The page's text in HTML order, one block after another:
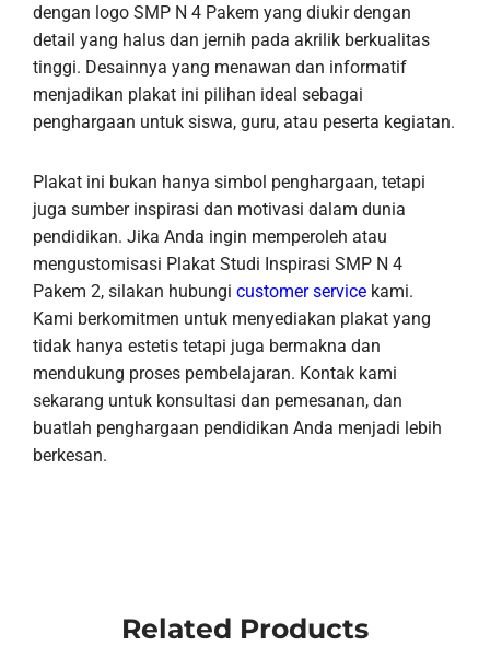
dengan logo SMP N 4 Pakem yang diukir dengan
detail yang halus dan jernih pada akrilik berkualitas
tinggi. Desainnya yang menawan dan informatif
menjadikan plakat ini pilihan ideal sebagai
penghargaan untuk siswa, guru, atau peserta kegiatan.
Plakat ini bukan hanya simbol penghargaan, tetapi
juga sumber inspirasi dan motivasi dalam dunia
pendidikan. Jika Anda ingin memperoleh atau
mengustomisasi Plakat Studi Inspirasi SMP N 4
Pakem 2, silakan hubungi customer service kami.
Kami berkomitmen untuk menyediakan plakat yang
tidak hanya estetis tetapi juga bermakna dan
mendukung proses pembelajaran. Kontak kami
sekarang untuk konsultasi dan pemesanan, dan
buatlah penghargaan pendidikan Anda menjadi lebih
berkesan.
Related Products